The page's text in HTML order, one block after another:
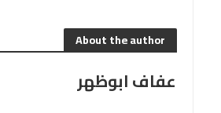
About the author
عفاف ابوظهر